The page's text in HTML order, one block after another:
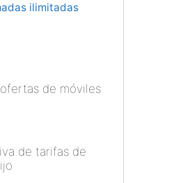
ilimitadas
de móviles
de tarifas de